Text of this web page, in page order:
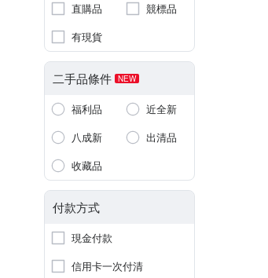
直購品
競標品
有現貨
二手品條件 NEW
福利品
近全新
八成新
出清品
收藏品
付款方式
現金付款
信用卡一次付清